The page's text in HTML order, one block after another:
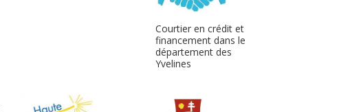
Courtier en crédit et
financement dans le
département des
Yvelines